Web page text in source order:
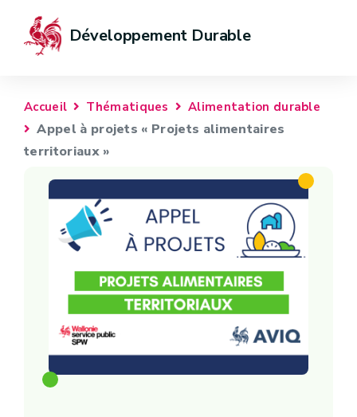
Développement Durable
Accueil Thématiques Alimentation durable
Appel à projets « Projets alimentaires
territoriaux »